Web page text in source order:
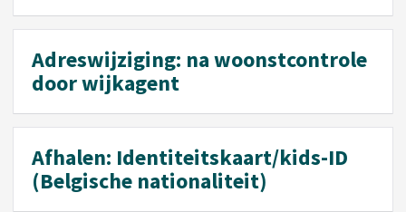
Adreswijziging: na woonstcontrole
door wijkagent
Afhalen: Identiteitskaart/kids-ID
(Belgische nationaliteit)